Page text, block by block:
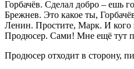
Горбачёв. Сделал добро – ешь
Брежнев. Это какое ты,
Ленин. Простите, Марк. И кого
Продюсер. Сами! Мне ещё тут
Продюсер отходит в сторону,